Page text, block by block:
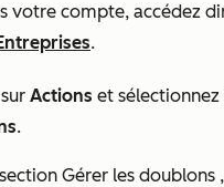
votre compte, accédez
.
Actions et sélectionnez
.
Gérer les doublons